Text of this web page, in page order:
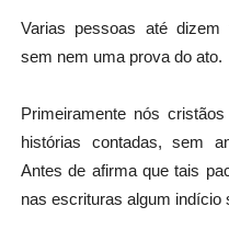
Varias pessoas até dizem
sem nem uma prova do ato.
Primeiramente nós
histórias contadas, sem
Antes de afirma que tais
nas escrituras algum indício